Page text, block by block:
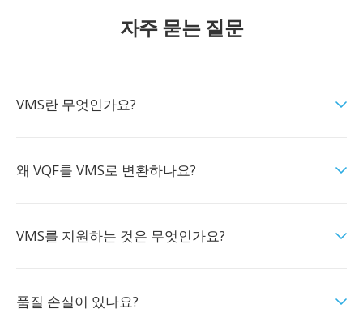
자주 묻는 질문
VMS란 무엇인가요?
왜 VQF를 VMS로 변환하나요?
VMS를 지원하는 것은 무엇인가요?
품질 손실이 있나요?